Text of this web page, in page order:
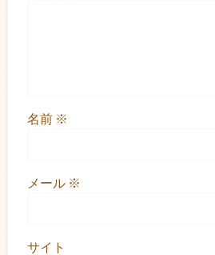
名前 ※
メール ※
サイト